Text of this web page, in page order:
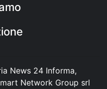
News 24 Informa,
Network Group srl